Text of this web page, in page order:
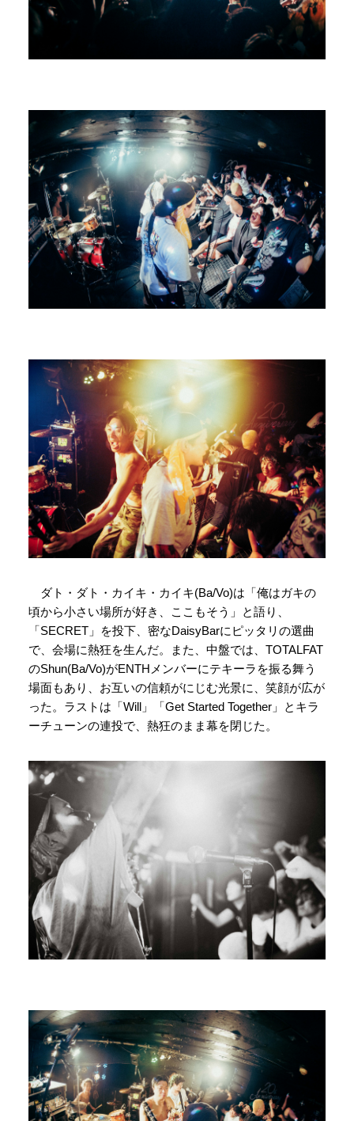
ダト・ダト・カイキ・カイキ(Ba/Vo)は「俺はガキの
頃から小さい場所が好き、ここもそう」と語り、
「SECRET」を投下、密なDaisyBarにピッタリの選曲
で、会場に熱狂を生んだ。また、中盤では、TOTALFAT
のShun(Ba/Vo)がENTHメンバーにテキーラを振る舞う
場面もあり、お互いの信頼がにじむ光景に、笑顔が広が
った。ラストは「Will」「Get Started Together」とキラ
ーチューンの連投で、熱狂のまま幕を閉じた。